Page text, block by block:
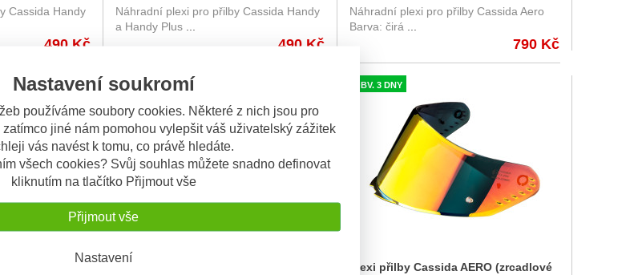
Nastavení soukromí
používáme soubory cookies. Některé z nich jsou pro
jiné nám pomohou vylepšit váš uživatelský zážitek
vás navést k tomu, co právě hledáte.
všech cookies? Svůj souhlas můžete snadno definovat
kliknutím na tlačítko Přijmout vše
Přijmout vše
Nastavení
chromové)
Cassida Handy
490 Kč
Plus, CASSIDA (zrcadlové zlaté)
Náhradní plexi pro přilby Cassida Handy
a Handy Plus ...
490 Kč
přípravou pro Pinlock
Náhradní plexi pro přilby Cassida Aero
Barva: čirá ...
790 Kč
OBV. 3 DNY OBV. 3 DNY
Plexi přilby Cassida AERO (zrcadlové